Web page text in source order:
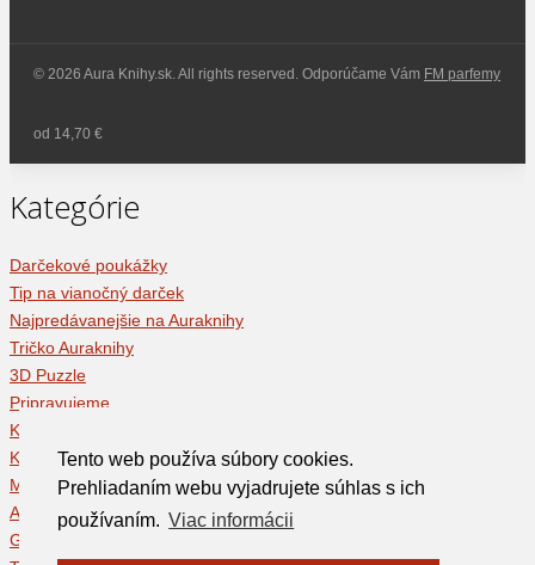
Tento web používa súbory cookies.
Prehliadaním webu vyjadrujete súhlas s ich
používaním. Viac informácii
© 2026 Aura Knihy.sk.All rights reserved. Odporúčame Vám FM parfemy
od 14,70 €
Kategórie
Darčekové poukážky
Tip na vianočný darček
Najpredávanejšie na Auraknihy
Tričko Auraknihy
3D Puzzle
Pripravujeme
Knižné novinky
Knihy
Mince - zberateľské suveníry
Audioknihy
Glóbusy a mapy